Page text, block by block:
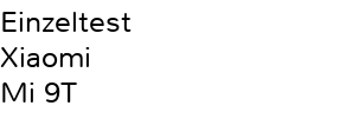
Einzeltest
Xiaomi
Mi 9T